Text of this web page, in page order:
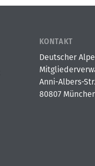
KONTAKT
Deutscher
Anni-Albers-
80807